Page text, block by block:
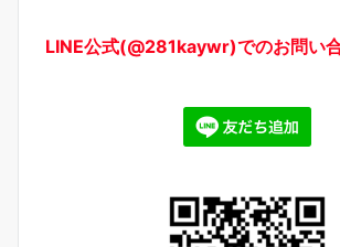
LINE公式(@281kaywr)でのお問い